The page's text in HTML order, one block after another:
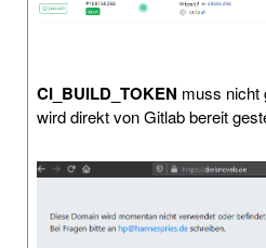
CI_BUILD_TOKEN muss nicht
wird direkt von Gitlab bereit